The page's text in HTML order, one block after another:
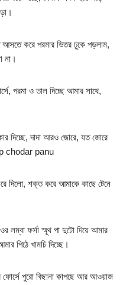
আসতে করে পরমার ভিতর ঢুকে পড়লাম,
না।
পরমা ও তাল দিচ্ছে আমার সাথে,
দিচ্ছে, দাদা আরও জোরে, যত জোরে
chodar panu
দিলো, শক্ত করে আমাকে কাছে টেনে
ফর্সা স্মূথ পা দুটো দিয়ে আমার
পিঠে খামচি দিচ্ছে।
পুরো বিছানা কাপছে আর আওয়াজ